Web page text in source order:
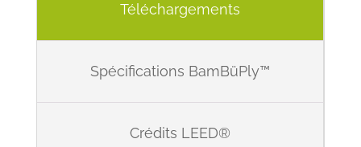
Téléchargements
Spécifications BamBüPly™
Crédits LEED®